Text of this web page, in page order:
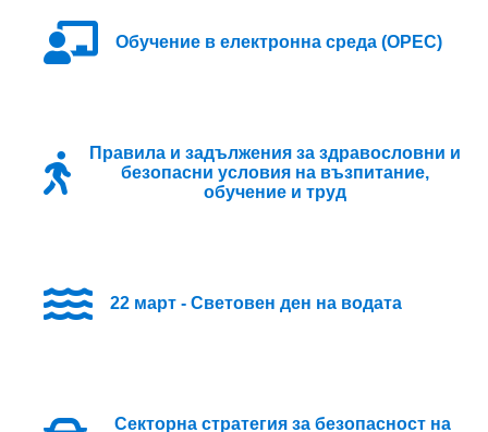
Oбучение в електронна среда (ОРЕС)
Правила и задължения за здравословни и
безопасни условия на възпитание,
обучение и труд
22 март - Световен ден на водата
Секторна стратегия за безопасност на